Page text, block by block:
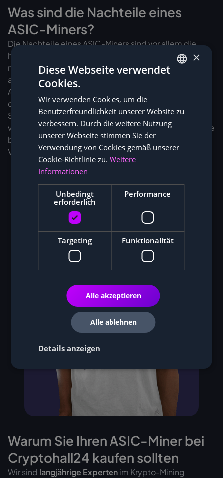
Was sind die Nachteile eines
ASIC-Miners?
Die Nachteile eines ASIC-Miners sind vor allem die
hohen Anschaffungskosten (ein aktuelles Gerät kostet
meist mehrere tausend Euro) und der
anwendungsspezifische Einsatz (Nutzung nur für einen
Algorithmus bzw. Coin). Dazu sind die ASICs eher für
den industriellen Bereich geeignet, da eine gute
Strom-Infrastruktur benötigt wird und die Geräte sehr
viel Wärme produzieren, wofür spezielle Klimakonzepte
benötigt werden. Außerdem sind ASIC-Miner im
Vergleich zu Mining-Rigs extrem laut.
Warum Sie Ihren ASIC-Miner bei
Cryptohall24 kaufen sollten
Wir sind langjährige Expertenim Krypto-Mining
×
Diese Webseite verwendet
Cookies.
Wir verwenden Cookies, um die
Benutzerfreundlichkeit unserer Website zu
verbessern. Durch die weitere Nutzung
unserer Webseite stimmen Sie der
Verwendung von Cookies gemäß unserer
Cookie-Richtlinie zu. Weitere
Informationen
Unbedingt
erforderlich
Performance
Targeting Funktionalität
Alle akzeptieren
Alle ablehnen
Details anzeigen